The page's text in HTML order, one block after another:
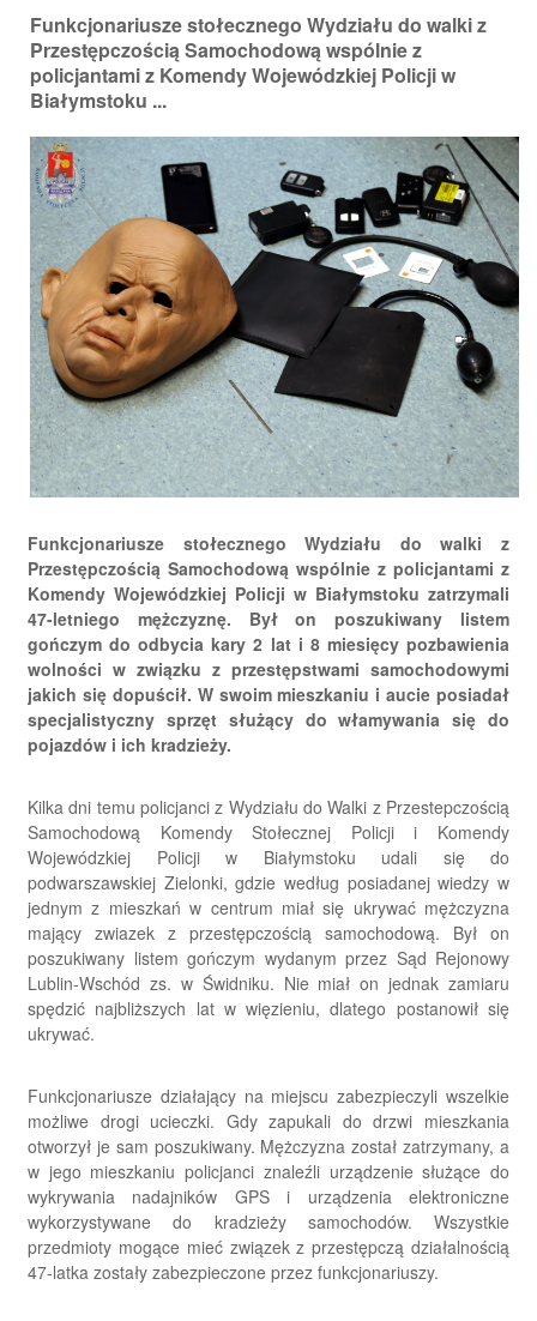
Funkcjonariusze stołecznego Wydziału do walki z
Przestępczością Samochodową wspólnie z
policjantami z Komendy Wojewódzkiej Policji w
Białymstoku ...
Funkcjonariusze stołecznego Wydziału do walki z
Przestępczością Samochodową wspólnie z policjantami z
Komendy Wojewódzkiej Policji w Białymstoku zatrzymali
47-letniego mężczyznę. Był on poszukiwany listem
gończym do odbycia kary 2 lat i 8 miesięcy pozbawienia
wolności w związku z przestępstwami samochodowymi
jakich się dopuścił. W swoim mieszkaniu i aucie posiadał
specjalistyczny sprzęt służący do włamywania się do
pojazdów i ich kradzieży.
Kilka dni temu policjanci z Wydziału do Walki z Przestepczością
Samochodową Komendy Stołecznej Policji i Komendy
Wojewódzkiej Policji w Białymstoku udali się do
podwarszawskiej Zielonki, gdzie według posiadanej wiedzy w
jednym z mieszkań w centrum miał się ukrywać mężczyzna
mający zwiazek z przestępczością samochodową. Był on
poszukiwany listem gończym wydanym przez Sąd Rejonowy
Lublin-Wschód zs. w Świdniku. Nie miał on jednak zamiaru
spędzić najbliższych lat w więzieniu, dlatego postanowił się
ukrywać.
Funkcjonariusze działający na miejscu zabezpieczyli wszelkie
możliwe drogi ucieczki. Gdy zapukali do drzwi mieszkania
otworzył je sam poszukiwany. Mężczyzna został zatrzymany, a
w jego mieszkaniu policjanci znaleźli urządzenie służące do
wykrywania nadajników GPS i urządzenia elektroniczne
wykorzystywane do kradzieży samochodów. Wszystkie
przedmioty mogące mieć związek z przestępczą działalnością
47-latka zostały zabezpieczone przez funkcjonariuszy.